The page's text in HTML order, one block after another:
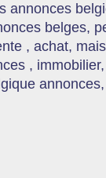
annonces
belges,
, achat,
,